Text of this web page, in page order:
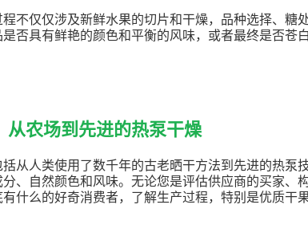
不仅仅涉及新鲜水果的切片和干燥，品种选择、糖
否具有鲜艳的颜色和平衡的风味，或者最终是否苍
从农场到先进的热泵干燥
从人类使用了数千年的古老晒干方法到先进的热泵
、自然颜色和风味。无论您是评估供应商的买家、
什么的好奇消费者，了解生产过程，特别是优质干